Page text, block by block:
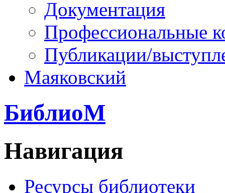
Документация
Профессиональные
Публикации/
Маяковский
БиблиоМ
Навигация
Ресурсы библиотеки